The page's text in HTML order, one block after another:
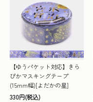
【ゆうパケット対応】きら
ぴかマスキングテープ
(15mm幅)[よだかの星]
330円(税込)